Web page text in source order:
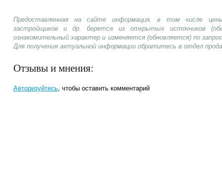
Предоставленная на сайте информация, в том числе
застройщиков и др. берется из открытых источников
ознакомительный характер и изменяется (обновляется) по
Для получения актуальной информации обратитесь в отдел
Отзывы и мнения:
Авторизуйтесь, чтобы оставить комментарий